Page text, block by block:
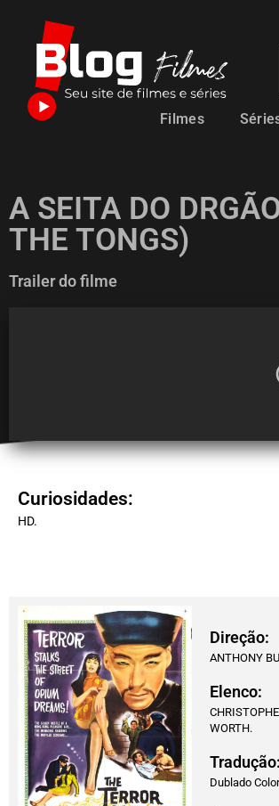
Filmes
A SEITA DO
THE TONGS)
Trailer do filme
Curiosidades:
HD.
Direção:
ANTHONY
Elenco:
WORTH.
Tradução:
Dublado